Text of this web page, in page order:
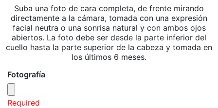
Suba una foto de cara completa, de frente mirando
directamente a la cámara, tomada con una expresión
facial neutra o una sonrisa natural y con ambos ojos
abiertos. La foto debe ser desde la parte inferior del
cuello hasta la parte superior de la cabeza y tomada en
los últimos 6 meses.
Fotografía
Required